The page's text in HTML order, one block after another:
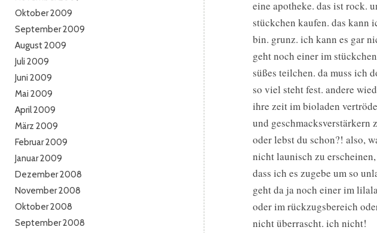
Oktober 2009
September 2009
August 2009
Juli 2009
Juni 2009
Mai 2009
April 2009
März 2009
Februar 2009
Januar 2009
Dezember 2008
November 2008
Oktober 2008
September 2008
eine apotheke. das ist rock.
stückchen kaufen. das kann
bin. grunz. ich kann es gar
geht noch einer im
süßes teilchen. da muss ich
so viel steht fest. andere
ihre zeit im bioladen
und geschmacksverstärkern
oder lebst du schon?! also,
nicht launisch zu
dass ich es zugebe um so
geht da ja noch einer im
oder im rückzugsbereich
nicht überrascht. ich nicht!